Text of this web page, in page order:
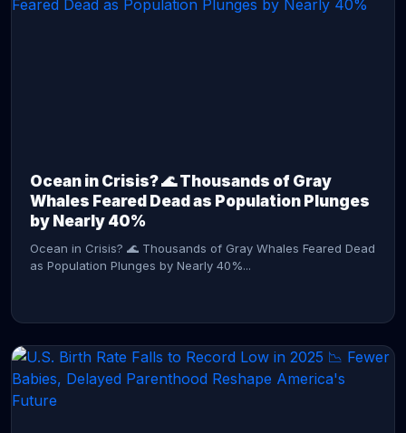
Ocean in Crisis? 🌊 Thousands of Gray
Whales Feared Dead as Population Plunges
by Nearly 40%
Ocean in Crisis? 🌊 Thousands of Gray Whales Feared Dead
as Population Plunges by Nearly 40%...